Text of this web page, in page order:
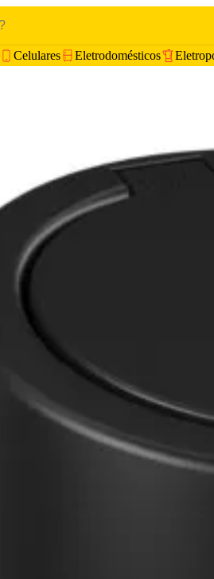
Celulares Eletrodomésticos